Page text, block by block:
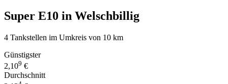
Super E10 in Welschbillig
4 Tankstellen im Umkreis von 10 km
Günstigster
2,109 €
Durchschnitt